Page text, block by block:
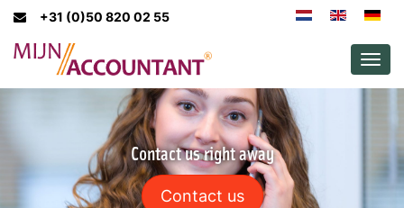
+31 (0)50 820 02 55
Contact us right away
Contact us